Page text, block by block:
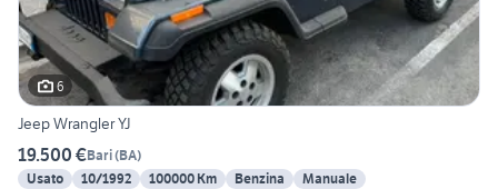
6
Jeep Wrangler YJ
19.500 €Bari(BA)
Usato
10/1992 100000 Km Benzina
Manuale